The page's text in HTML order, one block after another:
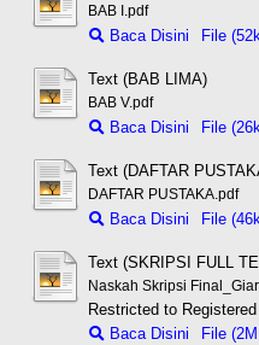
BAB I.pdf
Baca Disini File
Text (BAB LIMA)
BAB V.pdf
Baca Disini File
Text (DAFTAR
DAFTAR PUSTAKA.pdf
Baca Disini File
Text (SKRIPSI FULL
Naskah Skripsi
Restricted to
Baca Disini
File